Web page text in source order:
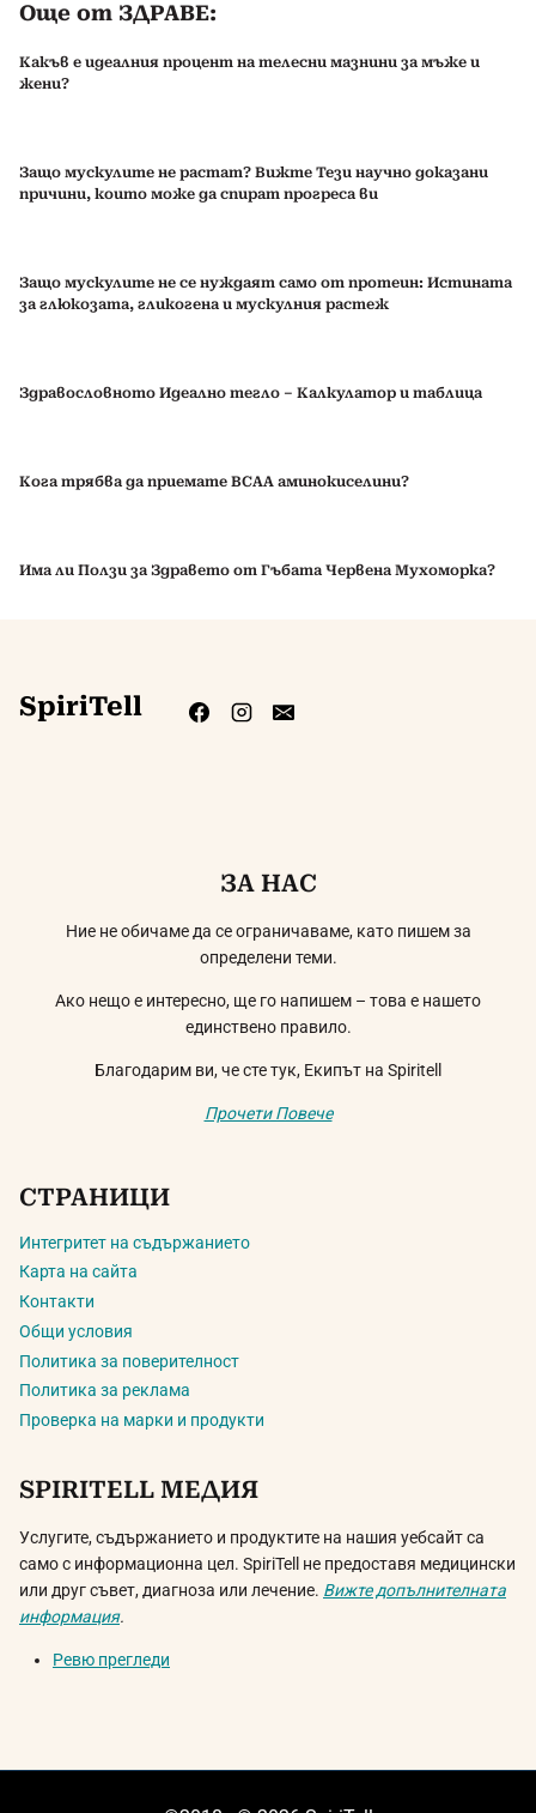
Още от ЗДРАВЕ:
Какъв е идеалния процент на телесни мазнини за мъже и
жени?
Защо мускулите не растат? Вижте Тези научно доказани
причини, които може да спират прогреса ви
Защо мускулите не се нуждаят само от протеин: Истината
за глюкозата, гликогена и мускулния растеж
Здравословното Идеално тегло – Калкулатор и таблица
Кога трябва да приемате BCAA аминокиселини?
Има ли Ползи за Здравето от Гъбата Червена Мухоморка?
SpiriTell
ЗА НАС
Ние не обичаме да се ограничаваме, като пишем за
определени теми.
Ако нещо е интересно, ще го напишем – това е нашето
единствено правило.
Благодарим ви, че сте тук, Екипът на Spiritell
Прочети Повече
СТРАНИЦИ
Интегритет на съдържанието
Карта на сайта
Контакти
Общи условия
Политика за поверителност
Политика за реклама
Проверка на марки и продукти
SPIRITELL МЕДИЯ
Услугите, съдържанието и продуктите на нашия уебсайт са
само с информационна цел. SpiriTell не предоставя медицински
или друг съвет, диагноза или лечение. Вижте допълнителната
информация.
Ревю прегледи